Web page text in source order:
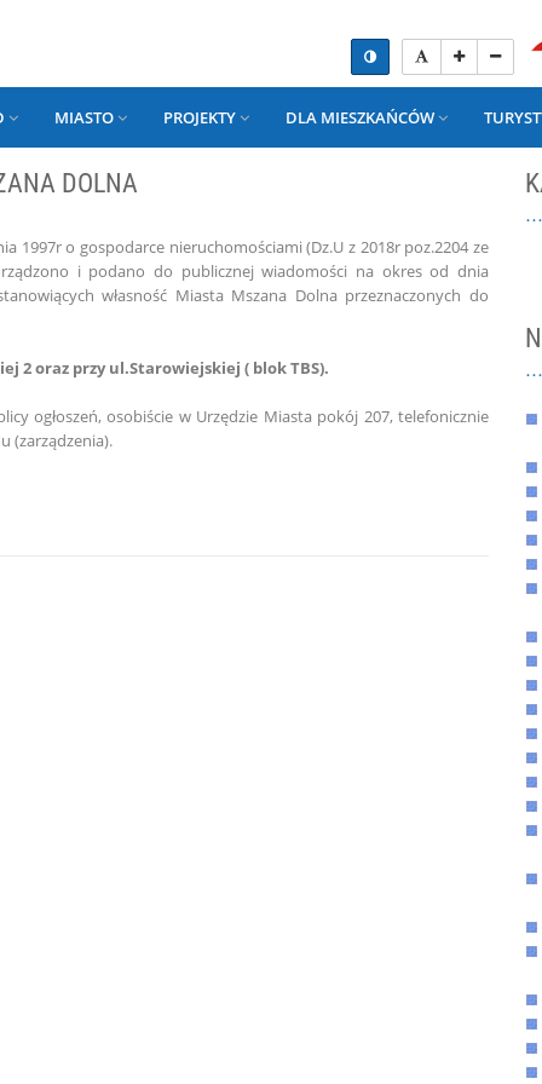
MIASTO PROJEKTY DLA MIESZKAŃCÓW
DOLNA
1997r o gospodarce nieruchomościami (Dz.U z 2018r poz.2204 ze
i podano do publicznej wiadomości na okres od dnia
własność Miasta Mszana Dolna przeznaczonych do
2 oraz przy ul.Starowiejskiej ( blok TBS).
ogłoszeń, osobiście w Urzędzie Miasta pokój 207, telefonicznie
(zarządzenia).